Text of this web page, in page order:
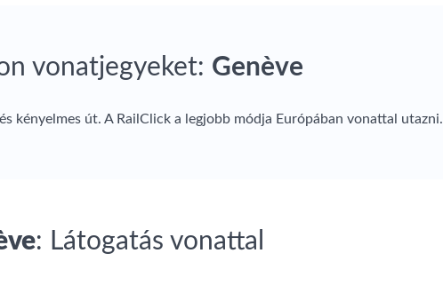
vonatjegyeket: Genève
kényelmes út. A RailClick a legjobb módja Európában vonattal utazni.
: Látogatás vonattal